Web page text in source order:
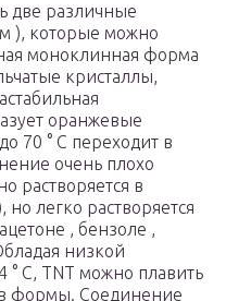
две различные
), которые можно
моноклинная форма
кристаллы,
оранжевые
70 ° C переходит в
очень плохо
растворяется в
но легко растворяется
, бензоле ,
низкой
° C, TNT можно плавить
формы. Соединение